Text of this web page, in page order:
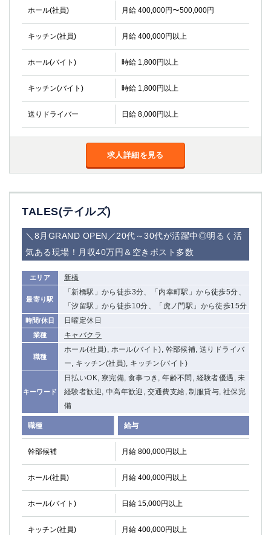
ホール(社員) 月給 400,000円〜500,000円
キッチン(社員) 月給 400,000円以上
ホール(バイト) 時給 1,800円以上
キッチン(バイト) 時給 1,800円以上
送りドライバー 日給 8,000円以上
求人詳細を見る
TALES(テイルズ)
＼8月GRAND OPEN／20代～30代が活躍中◎明るく活
気ある現場！月収40万円＆空きポスト多数
エリア 新橋
最寄り駅
「新橋駅」から徒歩3分、「内幸町駅」から徒歩5分、
「汐留駅」から徒歩10分、「虎ノ門駅」から徒歩15分
時間/休日 日曜定休日
業種 キャバクラ
職種
ホール(社員), ホール(バイト), 幹部候補, 送りドライバ
ー, キッチン(社員), キッチン(バイト)
キーワード
日払いOK, 寮完備, 食事つき, 年齢不問, 経験者優遇, 未
経験者歓迎, 中高年歓迎, 交通費支給, 制服貸与, 社保完
備
職種 給与
幹部候補 月給 800,000円以上
ホール(社員) 月給 400,000円以上
ホール(バイト) 日給 15,000円以上
キッチン(社員) 月給 400,000円以上